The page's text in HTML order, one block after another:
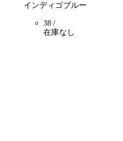
インディゴブルー
38 /
在庫なし